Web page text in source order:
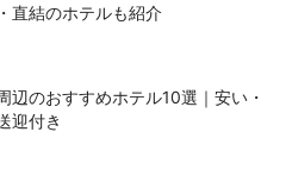
直結のホテルも紹介
辺のおすすめホテル10選｜安い・
迎付き